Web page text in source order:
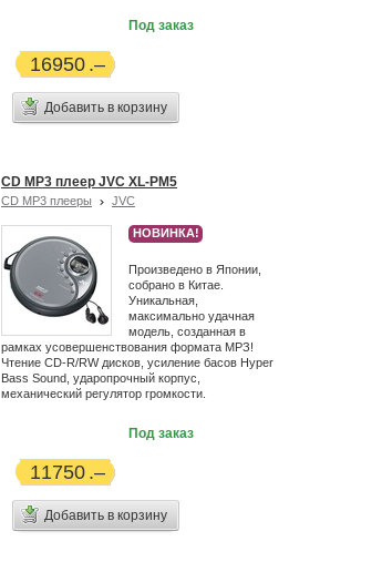
Под заказ
16950
Добавить в корзину
CD MP3 плеер JVC XL-PM5
CD MP3 плееры JVC
НОВИНКА!
Произведено в Японии,
собрано в Китае.
Уникальная,
максимально удачная
модель, созданная в
рамках усовершенствования формата МРЗ!
Чтение CD-R/RW дисков, усиление басов Hyper
Bass Sound, ударопрочный корпус,
механический регулятор громкости.
Под заказ
11750
Добавить в корзину